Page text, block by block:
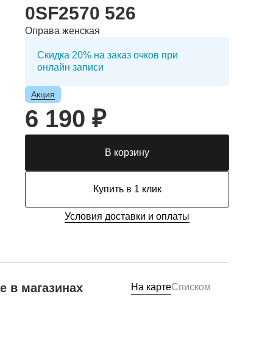
0SF2570 526
Оправа женская
Скидка 20% на заказ очков при
онлайн записи
Акция
6 190 ₽
В корзину
Купить в 1 клик
Условия доставки и оплаты
в магазинах На картеСписком